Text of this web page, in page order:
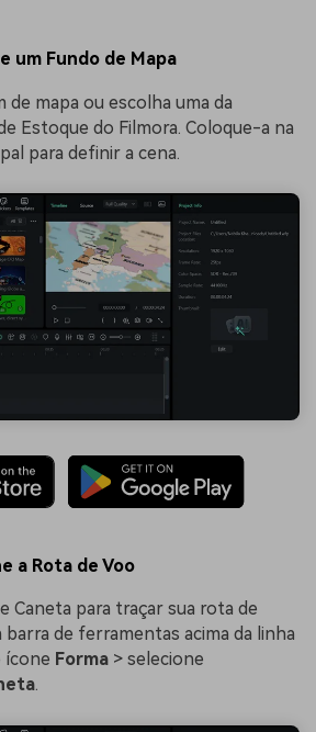
um Fundo de Mapa
de mapa ou escolha uma da
Estoque do Filmora. Coloque-a na
para definir a cena.
a Rota de Voo
Caneta para traçar sua rota de
barra de ferramentas acima da linha
ícone Forma > selecione
.